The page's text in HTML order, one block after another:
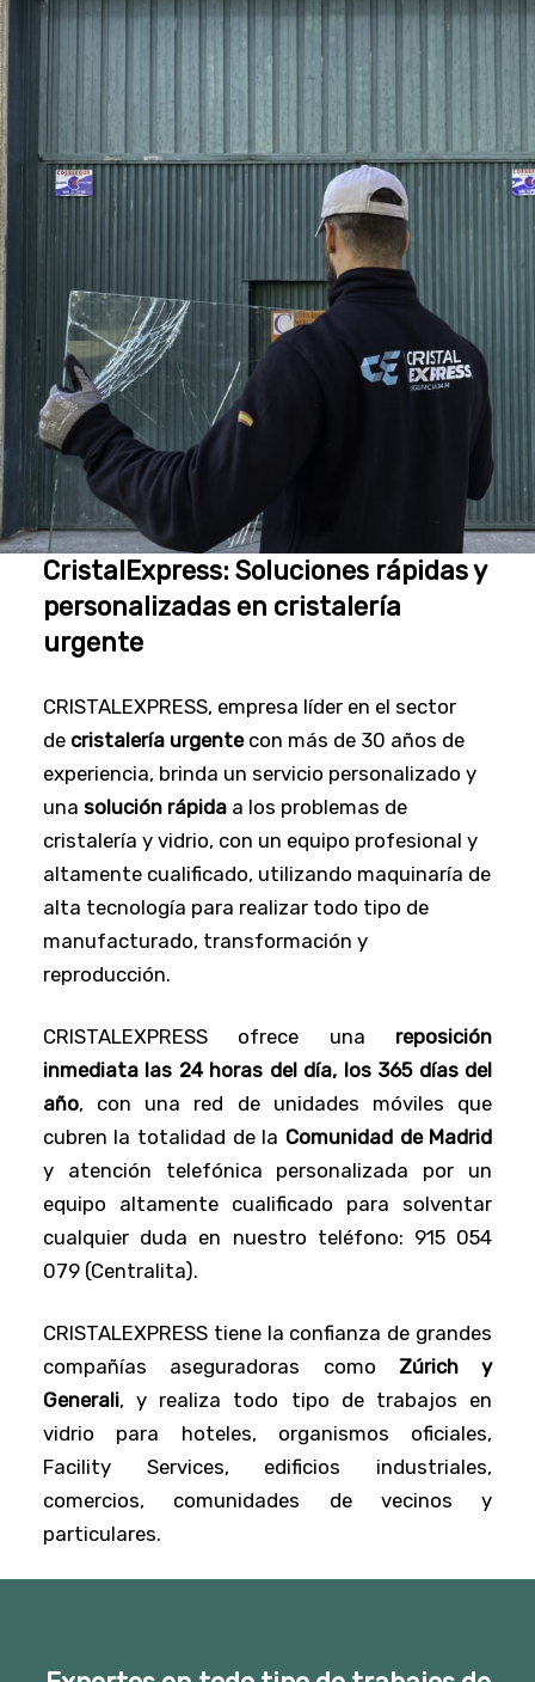
CristalExpress: Soluciones rápidas y
personalizadas en cristalería
urgente
CRISTALEXPRESS, empresa líder en el sector
de cristalería urgentecon más de 30 años de
experiencia, brinda un servicio personalizado y
una solución rápidaa los problemas de
cristalería y vidrio, con un equipo profesional y
altamente cualificado, utilizando maquinaría de
alta tecnología para realizar todo tipo de
manufacturado, transformación y
reproducción.
CRISTALEXPRESS ofrece una reposición
inmediata las 24 horas del día, los 365 días del
año, con una red de unidades móviles que
cubren la totalidad de la Comunidad de Madrid
y atención telefónica personalizada por un
equipo altamente cualificado para solventar
cualquier duda en nuestro teléfono: 915 054
079 (Centralita).
CRISTALEXPRESS tiene la confianza de grandes
compañías aseguradoras como Zúrich y
Generali, y realiza todo tipo de trabajos en
vidrio para hoteles, organismos oficiales,
Facility Services, edificios industriales,
comercios, comunidades de vecinos y
particulares.